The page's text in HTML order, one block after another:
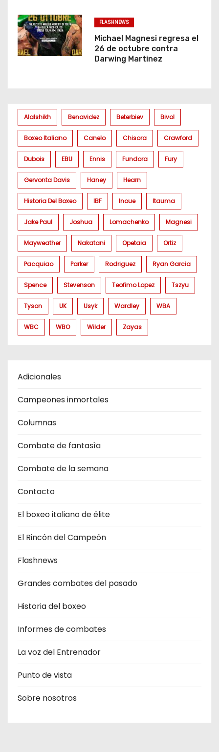
FLASHNEWS
Michael Magnesi regresa el
26 de octubre contra
Darwing Martinez
Alalshikh Benavidez Beterbiev Bivol
Boxeo Italiano Canelo Chisora Crawford
Dubois EBU Ennis Fundora Fury
Gervonta Davis Haney Hearn
Historia Del Boxeo IBF Inoue Itauma
Jake Paul Joshua Lomachenko Magnesi
Mayweather Nakatani Opetaia Ortiz
Pacquiao Parker Rodriguez Ryan Garcia
Spence Stevenson Teofimo Lopez Tszyu
Tyson UK Usyk Wardley WBA
WBC WBO Wilder Zayas
Adicionales
Campeones inmortales
Columnas
Combate de fantasìa
Combate de la semana
Contacto
El boxeo italiano de élite
El Rincón del Campeón
Flashnews
Grandes combates del pasado
Historia del boxeo
Informes de combates
La voz del Entrenador
Punto de vista
Sobre nosotros